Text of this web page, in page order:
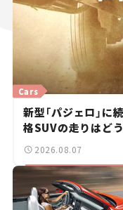
新型「パジェロ」
格SUVの走りはどう
Cars
2026.08.07